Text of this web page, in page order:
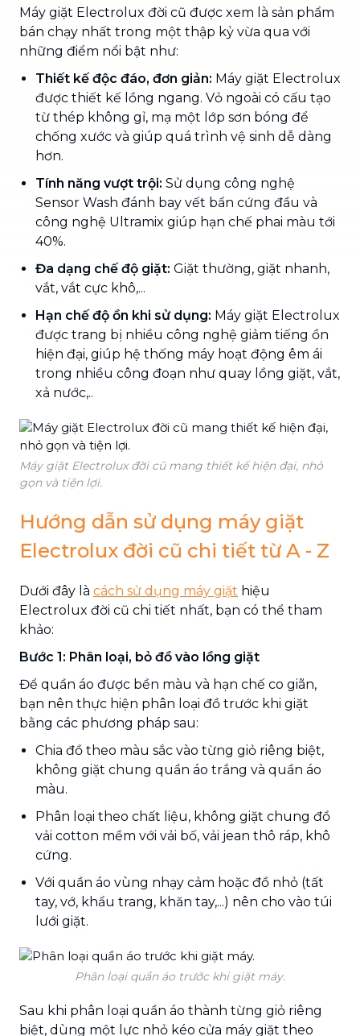
Máy giặt Electrolux đời cũ được xem là sản phẩm
bán chạy nhất trong một thập kỷ vừa qua với
những điểm nổi bật như:
Thiết kế độc đáo, đơn giản: Máy giặt Electrolux
được thiết kế lồng ngang. Vỏ ngoài có cấu tạo
từ thép không gỉ, mạ một lớp sơn bóng để
chống xước và giúp quá trình vệ sinh dễ dàng
hơn.
Tính năng vượt trội: Sử dụng công nghệ
Sensor Wash đánh bay vết bẩn cứng đầu và
công nghệ Ultramix giúp hạn chế phai màu tới
40%.
Đa dạng chế độ giặt: Giặt thường, giặt nhanh,
vắt, vắt cực khô,...
Hạn chế độ ồn khi sử dụng: Máy giặt Electrolux
được trang bị nhiều công nghệ giảm tiếng ồn
hiện đại, giúp hệ thống máy hoạt động êm ái
trong nhiều công đoạn như quay lồng giặt, vắt,
xả nước,..
Máy giặt Electrolux đời cũ mang thiết kế hiện đại, nhỏ
gọn và tiện lợi.
Hướng dẫn sử dụng máy giặt
Electrolux đời cũ chi tiết từ A - Z
Dưới đây là cách sử dụng máy giặt hiệu
Electrolux đời cũ chi tiết nhất, bạn có thể tham
khảo:
Bước 1: Phân loại, bỏ đồ vào lồng giặt
Để quần áo được bền màu và hạn chế co giãn,
bạn nên thực hiện phân loại đồ trước khi giặt
bằng các phương pháp sau:
Chia đồ theo màu sắc vào từng giỏ riêng biệt,
không giặt chung quần áo trắng và quần áo
màu.
Phân loại theo chất liệu, không giặt chung đồ
vải cotton mềm với vải bố, vải jean thô ráp, khô
cứng.
Với quần áo vùng nhạy cảm hoặc đồ nhỏ (tất
tay, vớ, khẩu trang, khăn tay,...) nên cho vào túi
lưới giặt.
Phân loại quần áo trước khi giặt máy.
Sau khi phân loại quần áo thành từng giỏ riêng
biệt, dùng một lực nhỏ kéo cửa máy giặt theo